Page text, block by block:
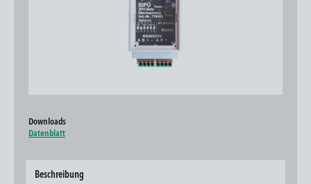
Downloads
Datenblatt
Beschreibung